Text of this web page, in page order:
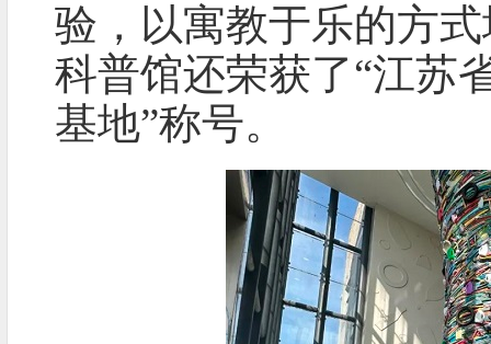
验，以寓教于乐的方
科普馆还荣获了“江苏
基地”称号。